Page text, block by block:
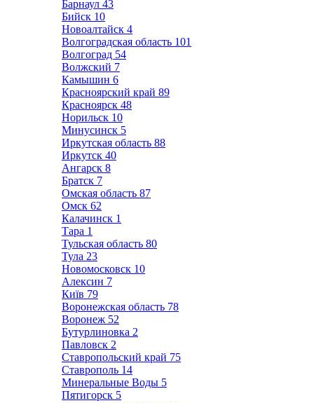
Барнаул 43
Бийск 10
Новоалтайск 4
Волгоградская область 101
Волгоград 54
Волжский 7
Камышин 6
Красноярский край 89
Красноярск 48
Норильск 10
Минусинск 5
Иркутская область 88
Иркутск 40
Ангарск 8
Братск 7
Омская область 87
Омск 62
Калачинск 1
Тара 1
Тульская область 80
Тула 23
Новомосковск 10
Алексин 7
Київ 79
Воронежская область 78
Воронеж 52
Бутурлиновка 2
Павловск 2
Ставропольский край 75
Ставрополь 14
Минеральные Воды 5
Пятигорск 5